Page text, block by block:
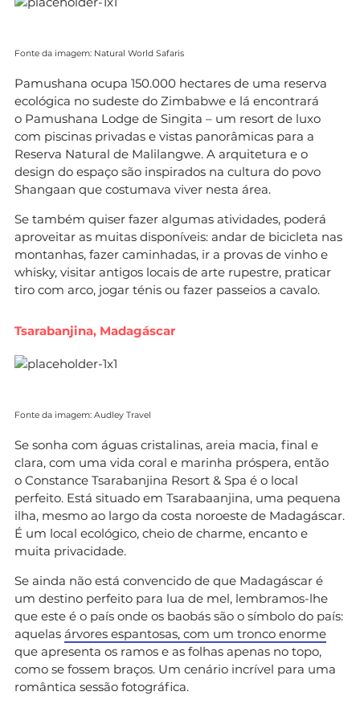
Fonte da imagem: Natural World Safaris
Pamushana ocupa 150.000 hectares de uma reserva
ecológica no sudeste do Zimbabwe e lá encontrará
o Pamushana Lodge de Singita – um resort de luxo
com piscinas privadas e vistas panorâmicas para a
Reserva Natural de Malilangwe. A arquitetura e o
design do espaço são inspirados na cultura do povo
Shangaan que costumava viver nesta área.
Se também quiser fazer algumas atividades, poderá
aproveitar as muitas disponíveis: andar de bicicleta nas
montanhas, fazer caminhadas, ir a provas de vinho e
whisky, visitar antigos locais de arte rupestre, praticar
tiro com arco, jogar ténis ou fazer passeios a cavalo.
Tsarabanjina, Madagáscar
Fonte da imagem: Audley Travel
Se sonha com águas cristalinas, areia macia, final e
clara, com uma vida coral e marinha próspera, então
o Constance Tsarabanjina Resort & Spa é o local
perfeito. Está situado em Tsarabaanjina, uma pequena
ilha, mesmo ao largo da costa noroeste de Madagáscar.
É um local ecológico, cheio de charme, encanto e
muita privacidade.
Se ainda não está convencido de que Madagáscar é
um destino perfeito para lua de mel, lembramos-lhe
que este é o país onde os baobás são o símbolo do país:
aquelas árvores espantosas, com um tronco enorme
que apresenta os ramos e as folhas apenas no topo,
como se fossem braços. Um cenário incrível para uma
romântica sessão fotográfica.